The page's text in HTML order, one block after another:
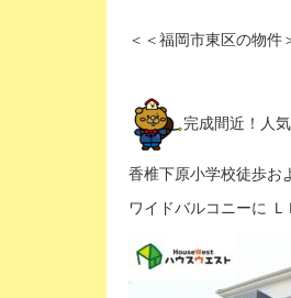
＜＜福岡市東区の物件
完成間近！人
香椎下原小学校徒歩お
ワイドバルコニーに